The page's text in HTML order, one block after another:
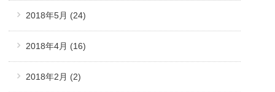
2018年5月 (24)
2018年4月 (16)
2018年2月 (2)